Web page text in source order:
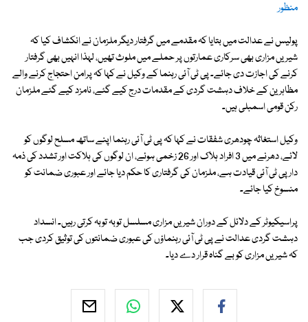
منظور
پولیس نے عدالت میں بتایا کہ مقدمے میں گرفتار دیگر ملزمان نے انکشاف کیا کہ
شیریں مزاری بھی سرکاری عمارتوں پر حملے میں ملوث تھیں، لہذا انہیں بھی گرفتار
کرنے کی اجازت دی جائے۔ پی ٹی آئی رہنما کے وکیل نے کہا کہ پرامن احتجاج کرنے والے
مظاہرین کے خلاف دہشت گردی کے مقدمات درج کیے گئے، نامزد کیے گئے ملزمان
رکن قومی اسمبلی ہیں۔
وکیل استغاثہ چودھری شفقات نے کہا کہ پی ٹی آئی رہنما اپنے ساتھ مسلح لوگوں کو
لائے، دھرنے میں 3 افراد ہلاک اور 26 زخمی ہوئے، ان لوگوں کی ہلاکت اور تشدد کی ذمہ
دار پی ٹی آئی قیادت ہے، ملزمان کی گرفتاری کا حکم دیا جائے اور عبوری ضمانت کو
منسوخ کیا جائے۔
پراسیکیوٹر کے دلائل کے دوران شیریں مزاری مسلسل توبہ توبہ کرتی رہیں۔ انسداد
دہشت گردی عدالت نے پی ٹی آئی رہنماؤں کی عبوری ضمانتوں کی توثیق کردی جب
کہ شیریں مزاری کو بے گناہ قرار دے دیا۔